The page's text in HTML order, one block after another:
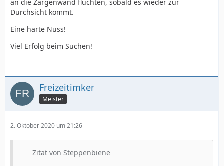
an die Zargenwand flüchten, sobald es wieder zur
Durchsicht kommt.
Eine harte Nuss!
Viel Erfolg beim Suchen!
Freizeitimker
Meister
2. Oktober 2020 um 21:26
Zitat von Steppenbiene